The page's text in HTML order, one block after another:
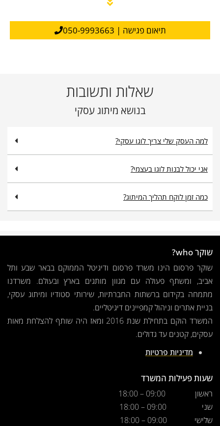
תיאום פגישה | 050-9993663
שאלות ותשובות
בנושא מיתוג עסקי
למה העסק שלי צריך לוגו עסקי?
אני יכול לבנות לוגו בעצמי?
כמה זמן לוקח תהליך המיתוג?
שוקר who?
שוקר פרסום הינו משרד פרסום ודיגיטל הממוקם בבאר שבע ותל
אביב, ומשתף פעולה עם מגוון מותגים בארץ ובעולם. משרדנו
מתמחה בקידום ברשתות החברתיות, שירותי סטודיו ומיתוג עסקי,
בניית אתרים וניהול קמפיינים דיגיטליים.
המשרד הוקם בתחילת שנת 2016 ומאז היה שותף להצלחת מאות
עסקים, קטנים עד גדולים.
מדיניות פרטיות
שעות פעילות המשרד
ראשון 09:00 – 18:00
שני 09:00 – 18:00
שלישי 09:00 – 18:00